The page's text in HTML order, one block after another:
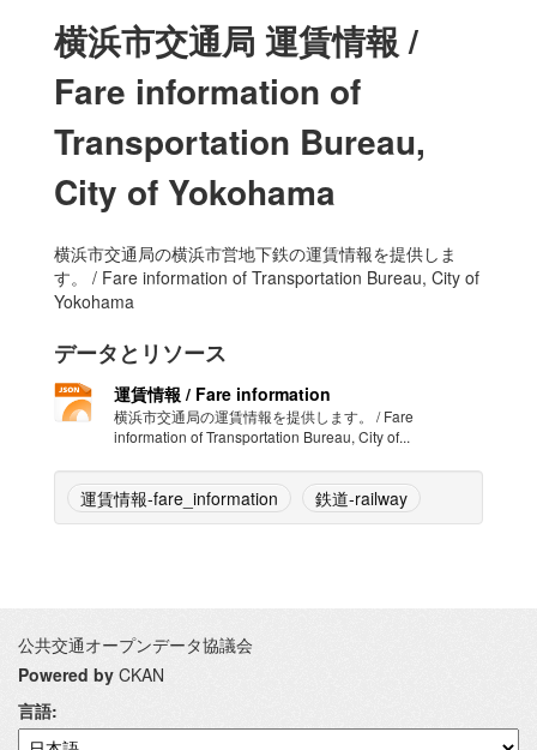
横浜市交通局 運賃情報 /
Fare information of
Transportation Bureau,
City of Yokohama
横浜市交通局の横浜市営地下鉄の運賃情報を提供しま
す。 / Fare information of Transportation Bureau, City of
Yokohama
データとリソース
運賃情報 / Fare information
横浜市交通局の運賃情報を提供します。 / Fare
information of Transportation Bureau, City of...
運賃情報-fare_information 鉄道-railway
公共交通オープンデータ協議会
Powered by CKAN
言語